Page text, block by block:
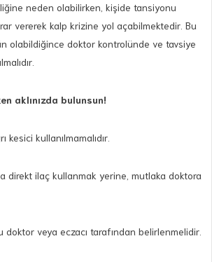
neden olabilirken, kişide tansiyonu
vererek kalp krizine yol açabilmektedir. Bu
olabildiğince doktor kontrolünde ve tavsiye
aklınızda bulunsun!
kullanılmamalıdır.
direkt ilaç kullanmak yerine, mutlaka doktora
doktor veya eczacı tarafından belirlenmelidir.